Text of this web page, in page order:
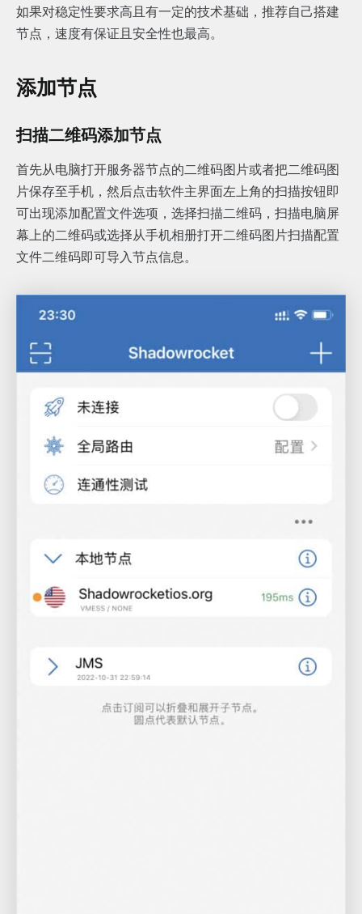
如果对稳定性要求高且有一定的技术基础，推荐自己搭建
节点，速度有保证且安全性也最高。
添加节点
扫描二维码添加节点
首先从电脑打开服务器节点的二维码图片或者把二维码图
片保存至手机，然后点击软件主界面左上角的扫描按钮即
可出现添加配置文件选项，选择扫描二维码，扫描电脑屏
幕上的二维码或选择从手机相册打开二维码图片扫描配置
文件二维码即可导入节点信息。